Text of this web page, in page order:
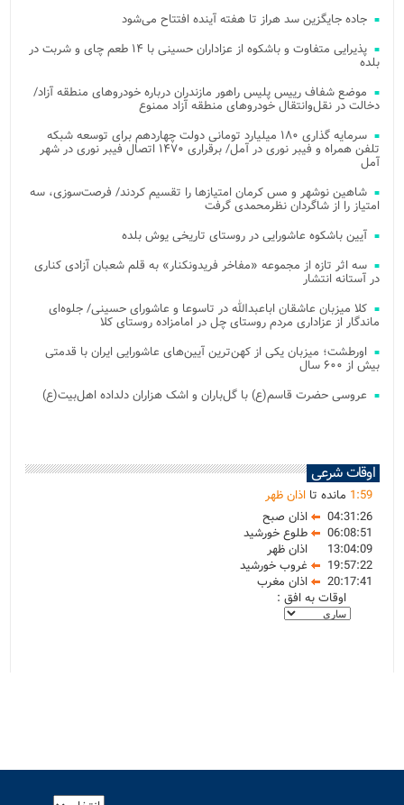
جاده جایگزین سد هراز تا هفته آینده افتتاح می‌شود
پذیرایی متفاوت و باشکوه از عزاداران حسینی با ۱۴ طعم چای و شربت در
بلده
موضع شفاف رییس پلیس راهور مازندران درباره خودروهای منطقه آزاد/
دخالت در نقل‌وانتقال خودروهای منطقه آزاد ممنوع
سرمایه گذاری ۱۸۰ میلیارد تومانی دولت چهاردهم برای توسعه شبکه
تلفن همراه و فیبر نوری در آمل/ برقراری ۱۴۷۰ اتصال فیبر نوری در شهر
آمل
شاهین نوشهر و مس کرمان امتیازها را تقسیم کردند/ فرصت‌سوزی، سه
امتیاز را از شاگردان نظرمحمدی گرفت
آیین باشکوه عاشورایی در روستای تاریخی یوش بلده
سه اثر تازه از مجموعه «مفاخر فریدونکنار» به قلم شعبان آزادی کناری
در آستانه انتشار
کلا میزبان عاشقان اباعبدالله در تاسوعا و عاشورای حسینی/ جلوه‌ای
ماندگار از عزاداری مردم روستای چل در امامزاده روستای کلا
اورطشت؛ میزبان یکی از کهن‌ترین آیین‌های عاشورایی ایران با قدمتی
بیش از ۶۰۰ سال
عروسی حضرت قاسم(ع) با گل‌باران و اشک هزاران دلداده اهل‌بیت(ع)
اوقات شرعی
1:59 مانده تااذان ظهر
04:31:26
اذان صبح
06:08:51
طلوع خورشید
13:04:09
اذان ظهر
19:57:22
غروب خورشید
20:17:41
اذان مغرب
اوقات به افق :